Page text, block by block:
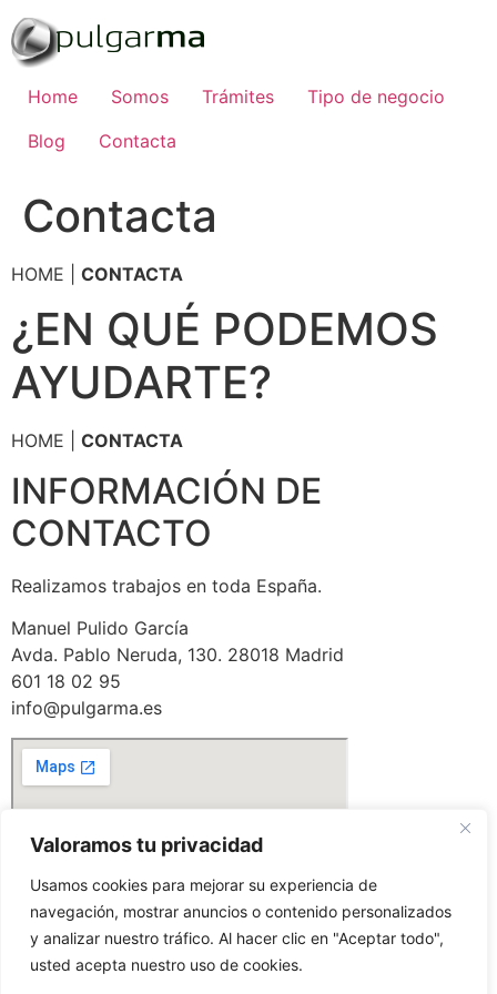
Valoramos tu privacidad
Usamos cookies para mejorar su experiencia de
navegación, mostrar anuncios o contenido personalizados
y analizar nuestro tráfico. Al hacer clic en "Aceptar todo",
usted acepta nuestro uso de cookies.
al
contenido
Home
Somos Trámites
Tipo de negocio
Blog
Contacta
Contacta
HOME | CONTACTA
¿EN QUÉ PODEMOS
AYUDARTE?
HOME | CONTACTA
INFORMACIÓN DE
CONTACTO
Realizamos trabajos en toda España.
Manuel Pulido García
Avda. Pablo Neruda, 130. 28018 Madrid
601 18 02 95
info@pulgarma.es
FORMULARIO DE